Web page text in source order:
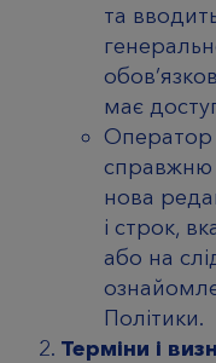
та
має
Оператор
справжню
нова
і строк,
або на
Політики.
Терміни і